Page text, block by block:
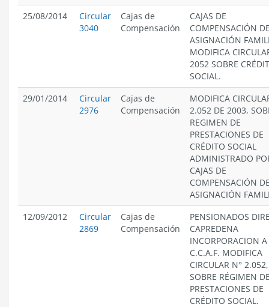
25/08/2014
Circular
3040
Cajas de
Compensación
CAJAS DE
COMPENSACIÓN
ASIGNACIÓN
MODIFICA
2052 SOBRE
SOCIAL.
29/01/2014
Circular
2976
Cajas de
Compensación
MODIFICA
2.052 DE 2003,
REGIMEN DE
PRESTACIONES DE
CRÉDITO SOCIAL
ADMINISTRADO
CAJAS DE
COMPENSACIÓN
ASIGNACIÓN
12/09/2012
Circular
2869
Cajas de
Compensación
PENSIONADOS
CAPREDENA
INCORPORACION A
C.C.A.F. MODIFICA
CIRCULAR N° 2.052,
SOBRE RÉGIMEN
PRESTACIONES DE
CRÉDITO SOCIAL.